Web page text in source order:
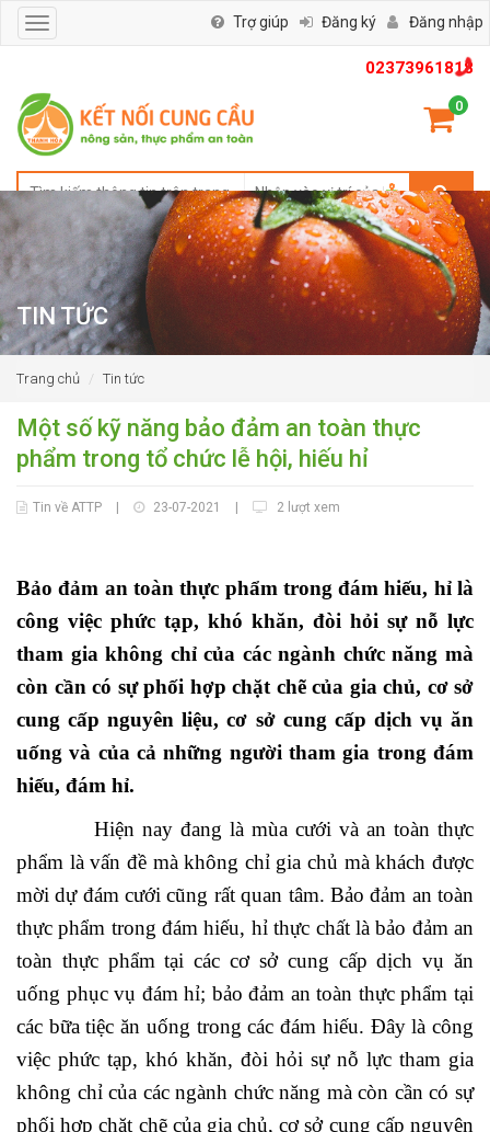
02373961818
0
Toggle
navigation
Trợ giúp Đăng ký Đăng nhập
TIN TỨC
Trang chủ Tin tức
Một số kỹ năng bảo đảm an toàn thực
phẩm trong tổ chức lễ hội, hiếu hỉ
Tin về ATTP 23-07-2021 2 lượt xem
Bảo đảm an toàn thực phẩm trong đám hiếu, hỉ là
công việc phức tạp, khó khăn, đòi hỏi sự nỗ lực
tham gia không chỉ của các ngành chức năng mà
còn cần có sự phối hợp chặt chẽ của gia chủ, cơ sở
cung cấp nguyên liệu, cơ sở cung cấp dịch vụ ăn
uống và của cả những người tham gia trong đám
hiếu, đám hỉ.
Hiện nay đang là mùa cưới và an toàn thực
phẩm là vấn đề mà không chỉ gia chủ mà khách được
mời dự đám cưới cũng rất quan tâm. Bảo đảm an toàn
thực phẩm trong đám hiếu, hỉ thực chất là bảo đảm an
toàn thực phẩm tại các cơ sở cung cấp dịch vụ ăn
uống phục vụ đám hỉ; bảo đảm an toàn thực phẩm tại
các bữa tiệc ăn uống trong các đám hiếu. Đây là công
việc phức tạp, khó khăn, đòi hỏi sự nỗ lực tham gia
không chỉ của các ngành chức năng mà còn cần có sự
phối hợp chặt chẽ của gia chủ, cơ sở cung cấp nguyên